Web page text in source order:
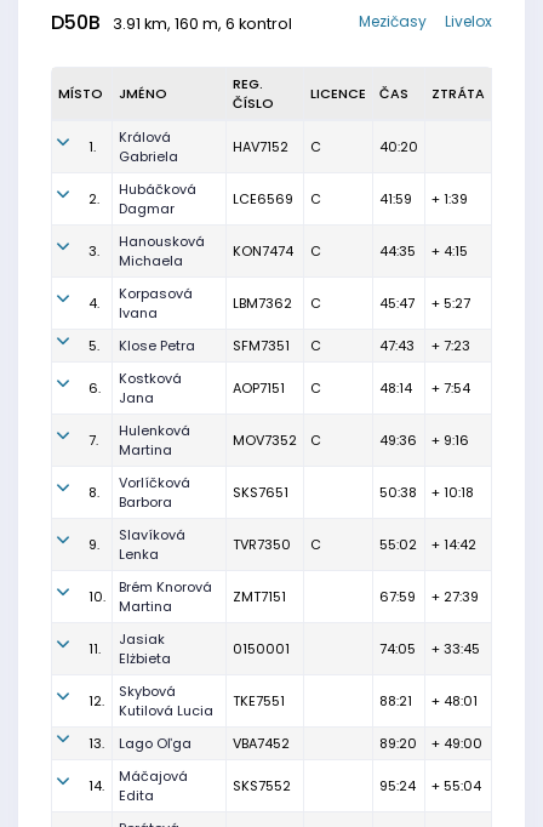
D50B 3.91 km, 160 m, 6 kontrol Livelox
Mezičasy
MÍSTO JMÉNO
REG.
ČÍSLO
LICENCE ČAS ZTRÁTA
1.
Králová
Gabriela
HAV7152 C 40:20
2.
Hubáčková
Dagmar
LCE6569 C 41:59 + 1:39
3.
Hanousková
Michaela
KON7474 C 44:35 + 4:15
4.
Korpasová
Ivana
LBM7362 C 45:47 + 5:27
5. Klose Petra SFM7351 C 47:43 + 7:23
6.
Kostková
Jana
AOP7151 C 48:14 + 7:54
7.
Hulenková
Martina
MOV7352 C 49:36 + 9:16
8.
Vorlíčková
Barbora
SKS7651 50:38 + 10:18
9.
Slavíková
Lenka
TVR7350 C 55:02 + 14:42
10.
Brém Knorová
Martina
ZMT7151 67:59 + 27:39
11.
Jasiak
Elżbieta
0150001 74:05 + 33:45
12.
Skybová
Kutilová Lucia
TKE7551 88:21 + 48:01
13. Lago Oľga VBA7452 89:20 + 49:00
14.
Máčajová
Edita
SKS7552 95:24 + 55:04